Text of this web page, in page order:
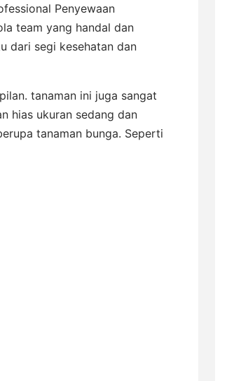
Penyewaan
team yang handal dan
dari segi kesehatan dan
tanaman ini juga sangat
hias ukuran sedang dan
tanaman bunga. Seperti